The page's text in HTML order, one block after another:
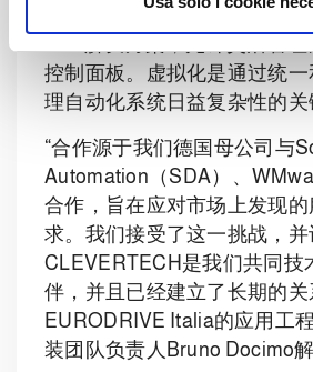
o
控制面板。虚拟化是通过统
理自动化系统日益复杂性的关
“合作源于我们德国母公司与
Automation（SDA）、
合作，旨在应对市场上发现
求。我们接受了这一挑战，并
CLEVERTECH是我们共同技
伴，并且已经建立了长期的关
EURODRIVE Italia的应用工
装团队负责人Bruno Docimo解